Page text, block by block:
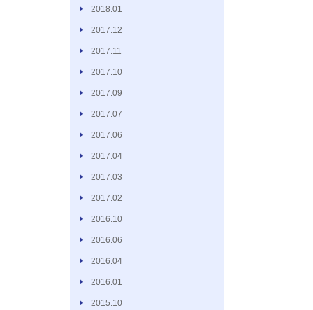
2018.01
2017.12
2017.11
2017.10
2017.09
2017.07
2017.06
2017.04
2017.03
2017.02
2016.10
2016.06
2016.04
2016.01
2015.10